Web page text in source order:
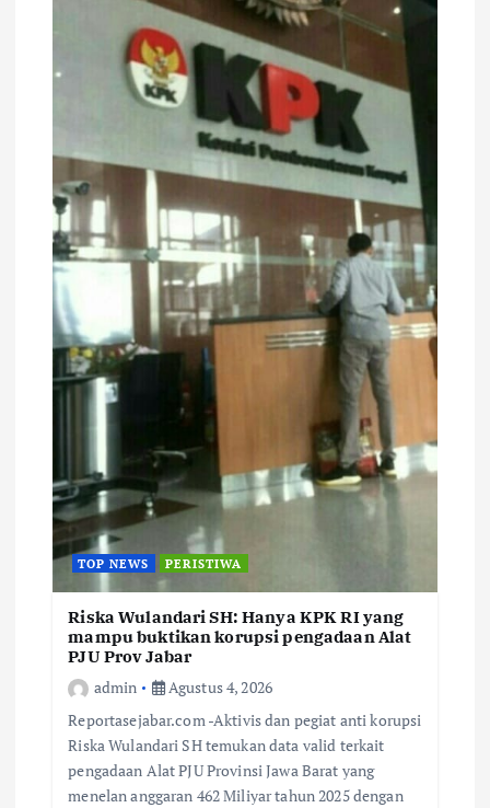
TOP NEWS PERISTIWA
Riska Wulandari SH: Hanya KPK RI yang
mampu buktikan korupsi pengadaan Alat
PJU Prov Jabar
admin
Agustus 4, 2026
Reportasejabar.com -Aktivis dan pegiat anti korupsi
Riska Wulandari SH temukan data valid terkait
pengadaan Alat PJU Provinsi Jawa Barat yang
menelan anggaran 462 Miliyar tahun 2025 dengan